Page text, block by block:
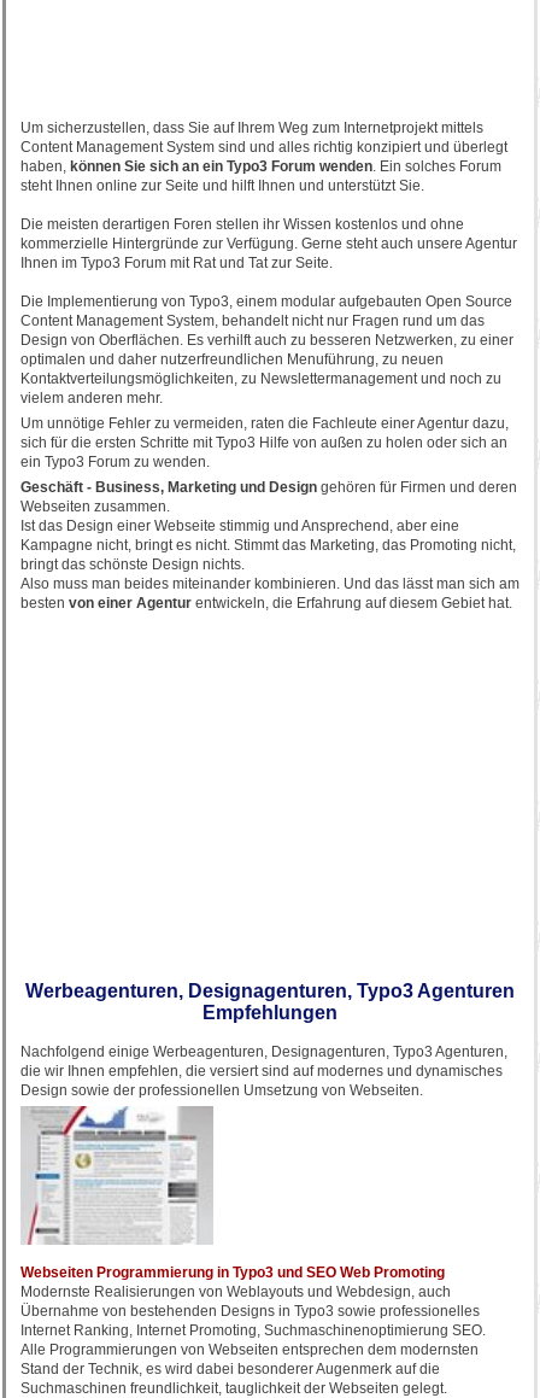
Um sicherzustellen, dass Sie auf Ihrem Weg zum Internetprojekt mittels
Content Management System sind und alles richtig konzipiert und überlegt
haben, können Sie sich an ein Typo3 Forum wenden. Ein solches Forum
steht Ihnen online zur Seite und hilft Ihnen und unterstützt Sie.
Die meisten derartigen Foren stellen ihr Wissen kostenlos und ohne
kommerzielle Hintergründe zur Verfügung. Gerne steht auch unsere Agentur
Ihnen im Typo3 Forum mit Rat und Tat zur Seite.
Die Implementierung von Typo3, einem modular aufgebauten Open Source
Content Management System, behandelt nicht nur Fragen rund um das
Design von Oberflächen. Es verhilft auch zu besseren Netzwerken, zu einer
optimalen und daher nutzerfreundlichen Menuführung, zu neuen
Kontaktverteilungsmöglichkeiten, zu Newslettermanagement und noch zu
vielem anderen mehr.
Um unnötige Fehler zu vermeiden, raten die Fachleute einer Agentur dazu,
sich für die ersten Schritte mit Typo3 Hilfe von außen zu holen oder sich an
ein Typo3 Forum zu wenden.
Geschäft - Business, Marketing und Design gehören für Firmen und deren
Webseiten zusammen.
Ist das Design einer Webseite stimmig und Ansprechend, aber eine
Kampagne nicht, bringt es nicht. Stimmt das Marketing, das Promoting nicht,
bringt das schönste Design nichts.
Also muss man beides miteinander kombinieren. Und das lässt man sich am
besten von einer Agentur entwickeln, die Erfahrung auf diesem Gebiet hat.
Werbeagenturen, Designagenturen, Typo3 Agenturen
Empfehlungen
Nachfolgend einige Werbeagenturen, Designagenturen, Typo3 Agenturen,
die wir Ihnen empfehlen, die versiert sind auf modernes und dynamisches
Design sowie der professionellen Umsetzung von Webseiten.
Webseiten Programmierung in Typo3 und SEO Web Promoting
Modernste Realisierungen von Weblayouts und Webdesign, auch
Übernahme von bestehenden Designs in Typo3 sowie professionelles
Internet Ranking, Internet Promoting, Suchmaschinenoptimierung SEO.
Alle Programmierungen von Webseiten entsprechen dem modernsten
Stand der Technik, es wird dabei besonderer Augenmerk auf die
Suchmaschinen freundlichkeit, tauglichkeit der Webseiten gelegt.